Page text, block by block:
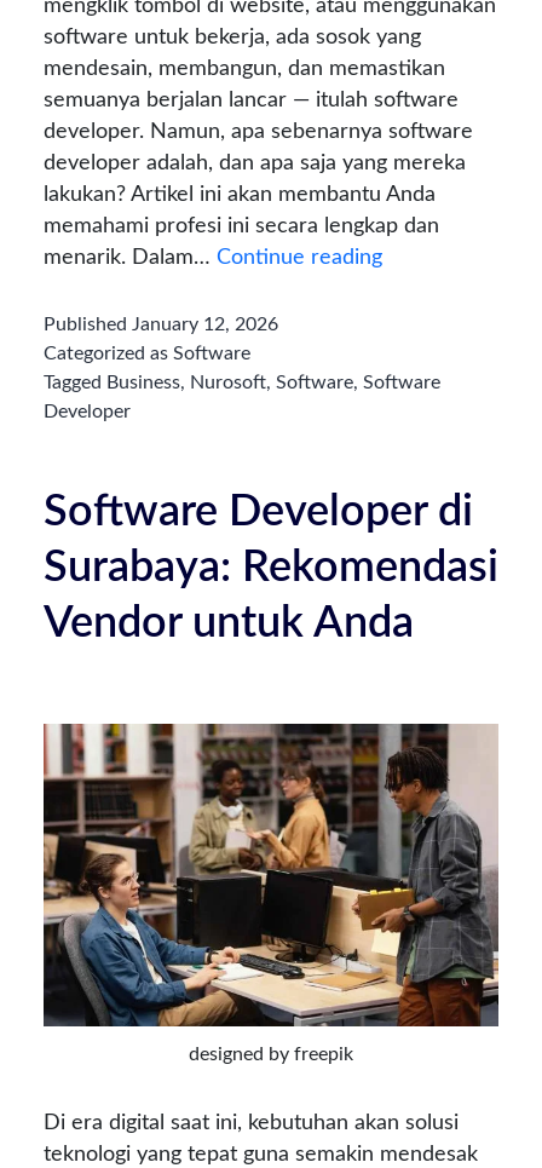
mengklik tombol di website, atau menggunakan
software untuk bekerja, ada sosok yang
mendesain, membangun, dan memastikan
semuanya berjalan lancar — itulah software
developer. Namun, apa sebenarnya software
developer adalah, dan apa saja yang mereka
lakukan? Artikel ini akan membantu Anda
memahami profesi ini secara lengkap dan
menarik. Dalam… Continue readingMengenal
Tanggung
yang
Dimiliki
Published January 12, 2026
Categorized as Software
Tagged Business, Nurosoft, Software, Software
Developer
Software Developer di
Surabaya: Rekomendasi
Vendor untuk Anda
designed by freepik
Di era digital saat ini, kebutuhan akan solusi
teknologi yang tepat guna semakin mendesak